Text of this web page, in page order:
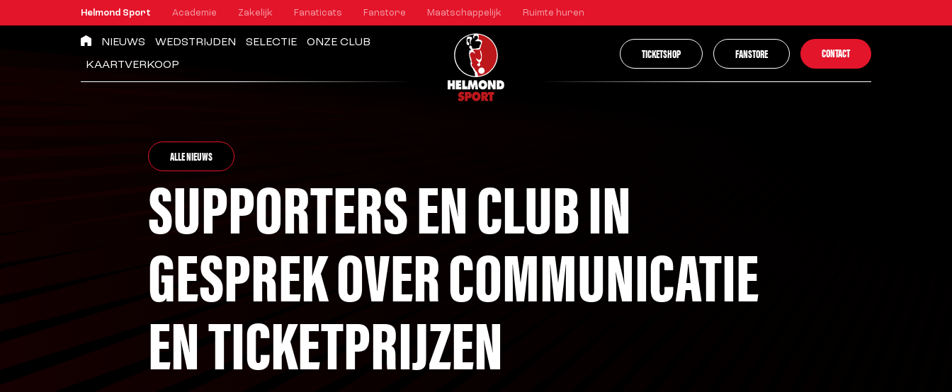
Helmond Sport Academie Zakelijk Fanaticats Fanstore Maatschappelijk Ruimte huren
NIEUWS WEDSTRIJDEN SELECTIE
ONZE CLUB
KAARTVERKOOP
TICKETSHOP FANSTORE CONTACT
ALLE NIEUWS
SUPPORTERS EN CLUB IN
GESPREK OVER COMMUNICATIE
EN TICKETPRIJZEN